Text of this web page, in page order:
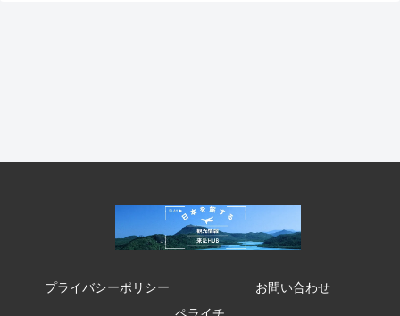
プライバシーポリシー
お問い合わせ